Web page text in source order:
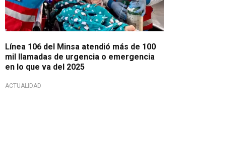
Línea 106 del Minsa atendió más de 100
mil llamadas de urgencia o emergencia
en lo que va del 2025
ACTUALIDAD